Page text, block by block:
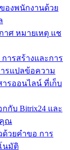
องพนักงานด้วย
าศ หมายเหตุ แช
การสร้างและการ
รแปลข้อความ
รออนไลน์ ที่เก็บ
กับ Bitrix24 และ
คุณ
วยคำขอ การ
นมัติ